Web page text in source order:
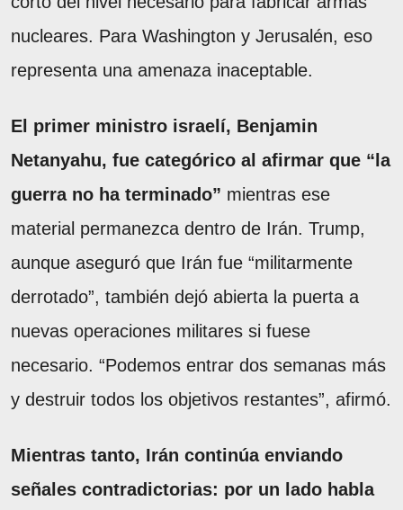
nucleares. Para Washington y Jerusalén, eso
representa una amenaza inaceptable.
El primer ministro israelí, Benjamin
Netanyahu, fue categórico al afirmar que “la
guerra no ha terminado” mientras ese
material permanezca dentro de Irán. Trump,
aunque aseguró que Irán fue “militarmente
derrotado”, también dejó abierta la puerta a
nuevas operaciones militares si fuese
necesario. “Podemos entrar dos semanas más
y destruir todos los objetivos restantes”, afirmó.
Mientras tanto, Irán continúa enviando
señales contradictorias: por un lado habla